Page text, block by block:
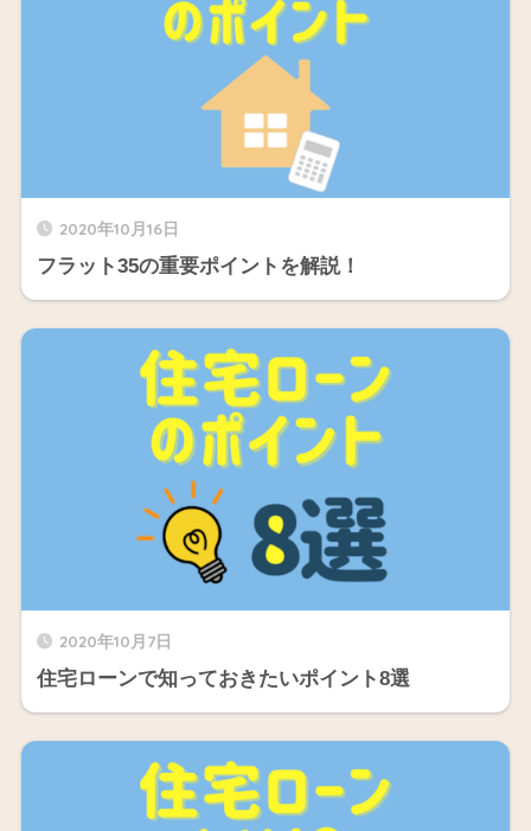
2020年10月16日
フラット35の重要ポイントを解説！
2020年10月7日
住宅ローンで知っておきたいポイント8選